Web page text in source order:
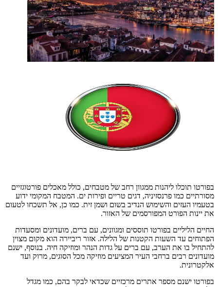
בפורטו תוכלו ליהנות ממגוון רחב של מטבחים, כולל מאכלים פורטוגזיים
מסורתיים כמו פרנסזיניה, דגים טריים ופירות ים. המטבח המקומי ידוע
בטעמיו העזים והשימוש הנדיב בשום ושמן זית. כמו כן, אל תשכחו לטעום
את יינות הפורט המפורסמים של האזור.
החיים הליליים בפורטו תוססים ומגוונים, עם ברים, מועדונים ומסעדות
הפתוחים עד השעות הקטנות של הלילה. אזור ריביירה הוא מקום מצוין
להתחיל בו את הערב, עם ברים על גדות הנהר ומוזיקה חיה. בנוסף, ישנם
מועדונים רבים ברחבי העיר המציעים מוזיקה מכל הסוגים, מרוק ועד
אלקטרונית.
בפורטו ישנם מספר אתרים מרכזיים שכדאי לבקר בהם, כמו מגדל